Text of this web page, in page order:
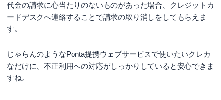
代金の請求に心当たりのないものがあった場合、クレジットカ
ードデスクへ連絡することで請求の取り消しをしてもらえま
す。
じゃらんのようなPonta提携ウェブサービスで使いたいクレカ
なだけに、不正利用への対応がしっかりしていると安心できま
すね。